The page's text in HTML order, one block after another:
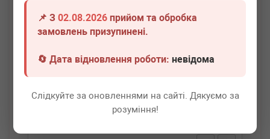
📌 З02.08.2026 прийом та обробка
замовлень призупинені.
🔄 Дата відновлення роботи:невідома
Слідкуйте за оновленнями на сайті. Дякуємо за
розуміння!